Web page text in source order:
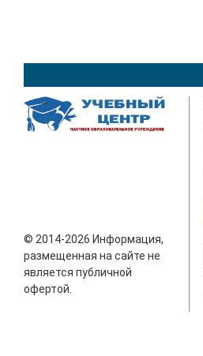
© 2014-2026 Информация,
размещенная на сайте не
является публичной
офертой.